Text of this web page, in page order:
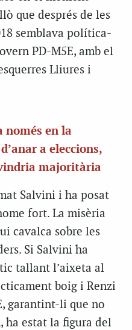
que després de les
semblava política-
PD-M5E, amb el
Lliures i
només en la
a eleccions,
majoritària
Salvini i ha posat
fort. La misèria
cavalca sobre les
Si Salvini ha
tallant l’aixeta al
boig i Renzi
garantint-li que no
ha estat la figura del